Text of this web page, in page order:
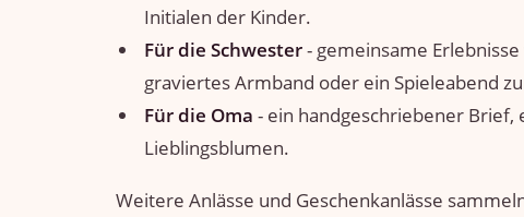
Initialen der Kinder.
Für die Schwester- gemeinsame
graviertes Armband oder ein Spieleabend
Für die Oma - ein handgeschriebener
Lieblingsblumen.
Weitere Anlässe und Geschenkanlässe